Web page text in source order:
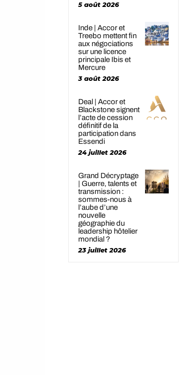
5 août 2026
Inde | Accor et
Treebo mettent fin
aux négociations
sur une licence
principale Ibis et
Mercure
3 août 2026
Deal | Accor et
Blackstone signent
l’acte de cession
définitif de la
participation dans
Essendi
24 juillet 2026
Grand Décryptage
| Guerre, talents et
transmission :
sommes-nous à
l’aube d’une
nouvelle
géographie du
leadership hôtelier
mondial ?
23 juillet 2026